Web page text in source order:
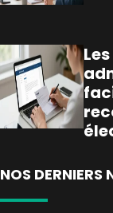
NOS DERNIERS